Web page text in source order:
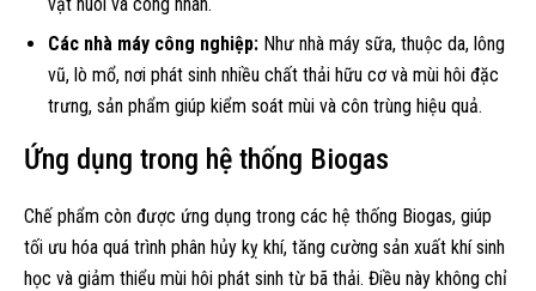
Các nhà máy công nghiệp: Như nhà máy sữa, thuộc da, lông
vũ, lò mổ, nơi phát sinh nhiều chất thải hữu cơ và mùi hôi đặc
trưng, sản phẩm giúp kiểm soát mùi và côn trùng hiệu quả.
Ứng dụng trong hệ thống Biogas
Chế phẩm còn được ứng dụng trong các hệ thống Biogas, giúp
tối ưu hóa quá trình phân hủy kỵ khí, tăng cường sản xuất khí sinh
học và giảm thiểu mùi hôi phát sinh từ bã thải. Điều này không chỉ